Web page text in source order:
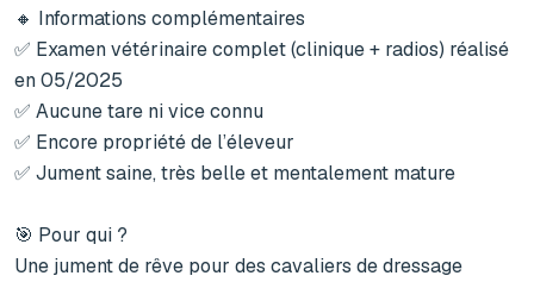
🔸 Informations complémentaires
✅ Examen vétérinaire complet (clinique + radios) réalisé
en 05/2025
✅ Aucune tare ni vice connu
✅ Encore propriété de l’éleveur
✅ Jument saine, très belle et mentalement mature
🎯 Pour qui ?
Une jument de rêve pour des cavaliers de dressage